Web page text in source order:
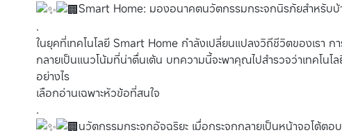
Smart Home: มองอนาคตนวัตกรรมกระจกนิรภัยสำหรับบ้
.
ในยุคที่เทคโนโลยี Smart Home กำลังเปลี่ยนแปลงวิถีชีวิตของเรา
กลายเป็นแนวโน้มที่น่าตื่นเต้น บทความนี้จะพาคุณไปสำรวจว่าเทคโน
อย่างไร
เลือกอ่านเฉพาะหัวข้อที่สนใจ
.
นวัตกรรมกระจกอัจฉริยะ เมื่อกระจกกลายเป็นหน้าจอโต้ตอบ